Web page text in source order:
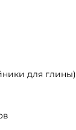
для глины)